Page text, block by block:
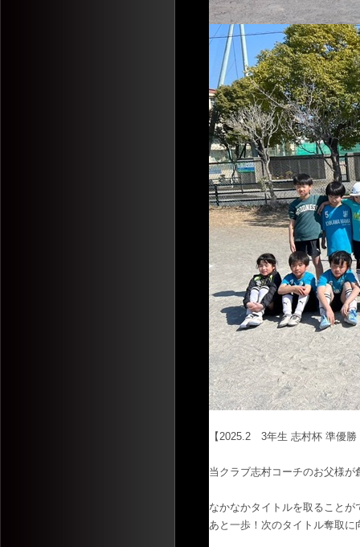
【2025.2 3年生 志村杯 準優勝
当クラブ志村コーチのお父様
なかなかタイトルを取ること
あと一歩！次のタイトル奪取に